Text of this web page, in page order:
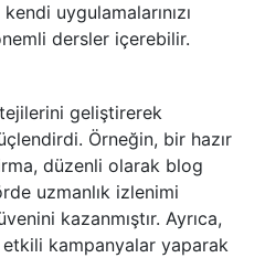
uygulamalarınızı
dersler içerebilir.
geliştirerek
Örneğin, bir hazır
düzenli olarak blog
uzmanlık izlenimi
kazanmıştır. Ayrıca,
kampanyalar yaparak